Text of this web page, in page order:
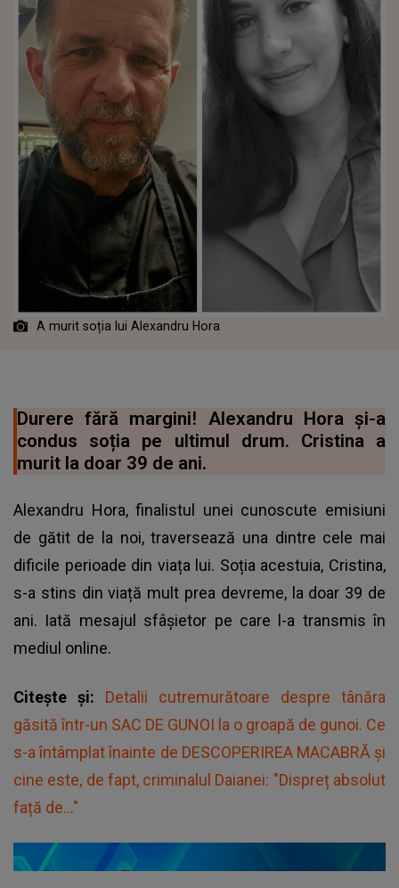
A murit soția lui Alexandru Hora
Durere fără margini! Alexandru Hora și-a
condus soția pe ultimul drum. Cristina a
murit la doar 39 de ani.
Alexandru Hora, finalistul unei cunoscute emisiuni
de gătit de la noi, traversează una dintre cele mai
dificile perioade din viața lui. Soția acestuia, Cristina,
s-a stins din viață mult prea devreme, la doar 39 de
ani. Iată mesajul sfâșietor pe care l-a transmis în
mediul online.
Citește și: Detalii cutremurătoare despre tânăra
găsită într-un SAC DE GUNOI la o groapă de gunoi. Ce
s-a întâmplat înainte de DESCOPERIREA MACABRĂ și
cine este, de fapt, criminalul Daianei: "Dispreț absolut
față de..."